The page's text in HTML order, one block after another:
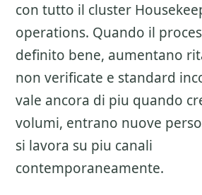
con tutto il cluster
operations. Quando il
definito bene, aumentano
non verificate e standard
vale ancora di piu quando
volumi, entrano nuove
si lavora su piu canali
contemporaneamente.